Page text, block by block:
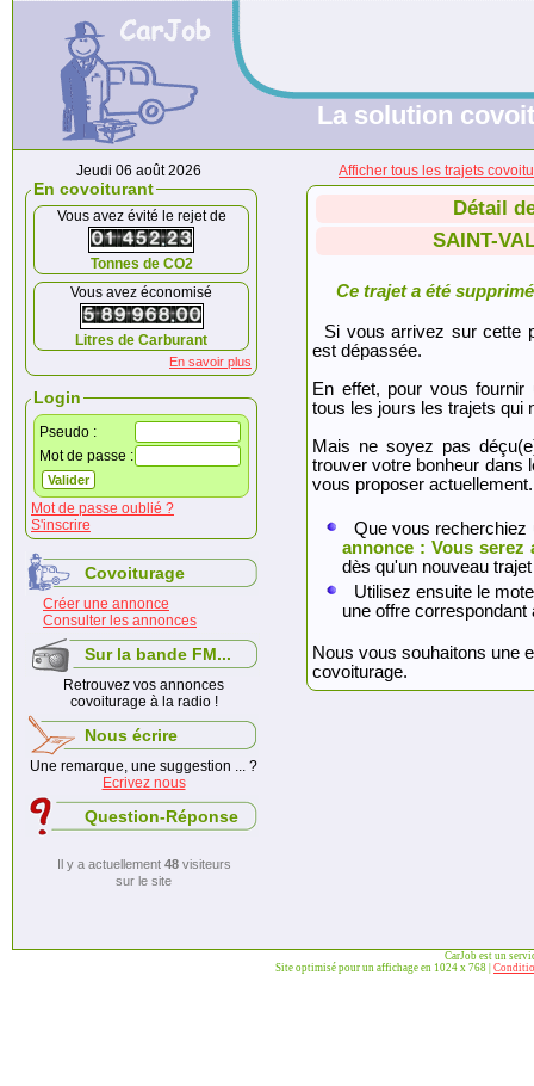
La solution
Jeudi 06 août 2026
En covoiturant
Vous avez évité le rejet de
Tonnes de CO2
Vous avez économisé
Litres de Carburant
En savoir plus
Login
Pseudo :
Mot de passe :
Mot de passe oublié ?
S'inscrire
Covoiturage
Créer une annonce
Consulter les annonces
Sur la bande FM...
Retrouvez vos annonces
covoiturage à la radio !
Nous écrire
Une remarque, une suggestion ... ?
Ecrivez nous
Question-Réponse
Il y a actuellement 48visiteurs
sur le site
Afficher tous les trajets
Détail
SAINT-
Ce trajet a été
Si vous arrivez sur cette
est dépassée.
En effet, pour vous fournir
tous les jours les trajets qui
Mais ne soyez pas
trouver votre bonheur dans
vous proposer actuellement.
Que vous
annonce : Vous serez
dès qu'un nouveau
Utilisez ensuite le
une offre
Nous vous souhaitons une
covoiturage.
CarJob est un
Site optimisé pour un affichage en 1024 x 768 |